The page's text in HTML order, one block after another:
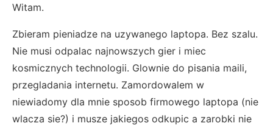
Witam.
Zbieram pieniadze na uzywanego laptopa. Bez szalu.
Nie musi odpalac najnowszych gier i miec
kosmicznych technologii. Glownie do pisania maili,
przegladania internetu. Zamordowalem w
niewiadomy dla mnie sposob firmowego laptopa (nie
wlacza sie?) i musze jakiegos odkupic a zarobki nie